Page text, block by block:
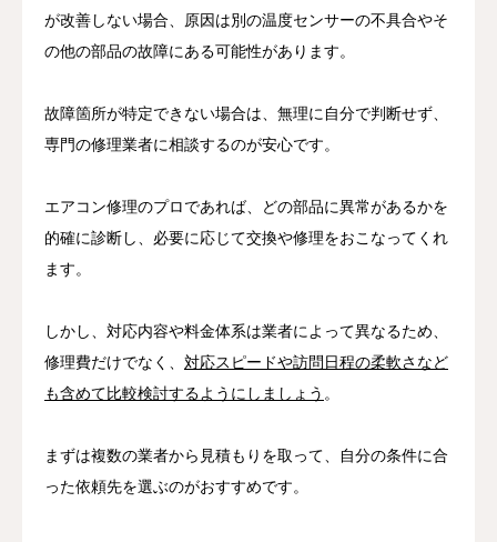
が改善しない場合、原因は別の温度センサーの不具合やそ
の他の部品の故障にある可能性があります。
故障箇所が特定できない場合は、無理に自分で判断せず、
専門の修理業者に相談するのが安心です。
エアコン修理のプロであれば、どの部品に異常があるかを
的確に診断し、必要に応じて交換や修理をおこなってくれ
ます。
しかし、対応内容や料金体系は業者によって異なるため、
修理費だけでなく、 対応スピードや訪問日程の柔軟さなど
も含めて比較検討するようにしましょう 。
まずは複数の業者から見積もりを取って、自分の条件に合
った依頼先を選ぶのがおすすめです。